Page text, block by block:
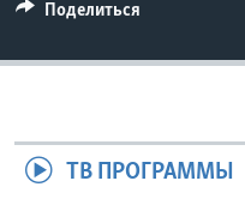
Поделиться
ТВ ПРОГРАММЫ